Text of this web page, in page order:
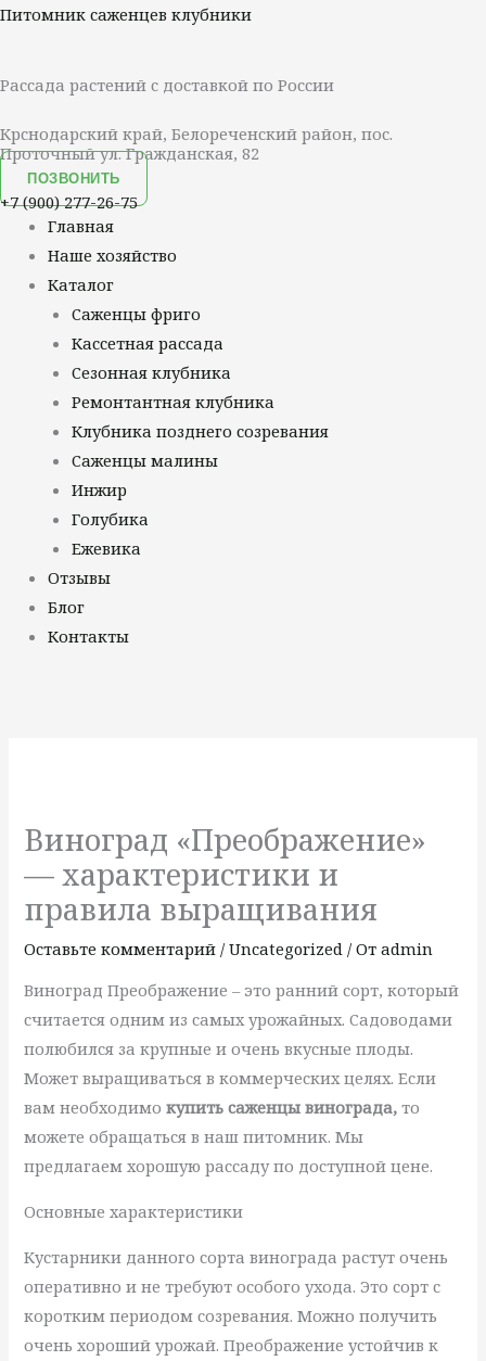
Перейти
Питомник саженцев клубники
Рассада растений с доставкой по России
Крснодарский край, Белореченский район, пос.
Проточный ул. Гражданская, 82
ПОЗВОНИТЬ
+7 (900) 277-26-75
Меню
Главная
Наше хозяйство
Каталог
Саженцы фриго
Кассетная рассада
Сезонная клубника
Ремонтантная клубника
Клубника позднего созревания
Саженцы малины
Инжир
Голубика
Ежевика
Отзывы
Блог
Контакты
Виноград «Преображение»
— характеристики и
правила выращивания
Оставьте комментарий /Uncategorized / Отadmin
Виноград Преображение – это ранний сорт, который
считается одним из самых урожайных. Садоводами
полюбился за крупные и очень вкусные плоды.
Может выращиваться в коммерческих целях. Если
вам необходимокупить саженцы винограда, то
можете обращаться в наш питомник. Мы
предлагаем хорошую рассаду по доступной цене.
Основные характеристики
Кустарники данного сорта винограда растут очень
оперативно и не требуют особого ухода. Это сорт с
коротким периодом созревания. Можно получить
очень хороший урожай. Преображение устойчив к